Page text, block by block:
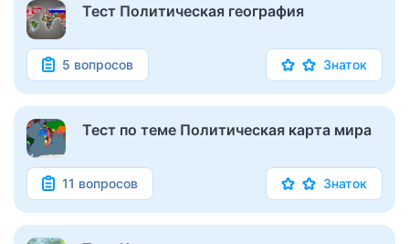
Тест Политическая география
5 вопросов Знаток
Тест по теме Политическая карта мира
11 вопросов Знаток